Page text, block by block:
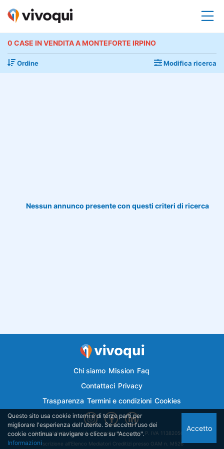
0 CASE IN VENDITA A MONTEFORTE IRPINO
Ordine Modifica ricerca
Nessun annunco presente con questi criteri di ricerca
Chi siamo Mission Faq
Contattaci Privacy
Trasparenza Termini e condizioni Cookies
Vivoqui.it è di proprietà di Semplicemutuo Srl - P. IVA 11382050018
Iscrizione all'Elenco Mediatori Creditizi presso OAM n. M526
Questo sito usa cookie interni e di terze parti per
migliorare l'esperienza dell'utente. Se accetti l'uso dei
cookie continua a navigare o clicca su "Accetto".
Informazioni
Accetto